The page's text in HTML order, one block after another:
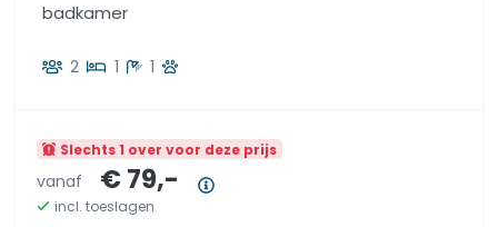
badkamer
2 1 1
Slechts 1 over voor deze prijs
vanaf € 79,-
incl. toeslagen